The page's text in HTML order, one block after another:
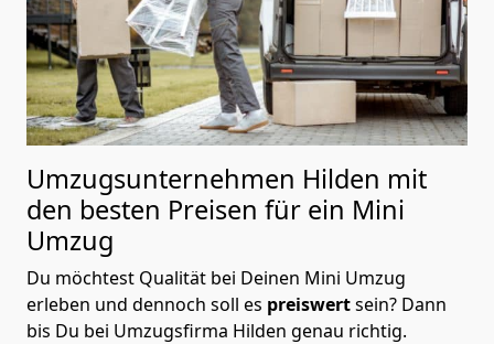
Umzugsunternehmen Hilden mit
den besten Preisen für ein Mini
Umzug
Du möchtest Qualität bei Deinen Mini Umzug
erleben und dennoch soll es preiswertsein? Dann
bis Du bei Umzugsfirma Hilden genau richtig.